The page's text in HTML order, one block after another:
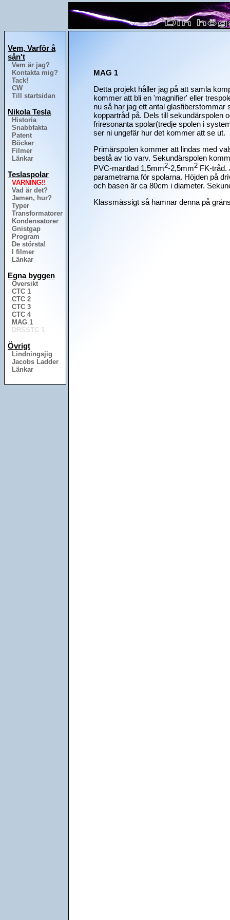
Vem, Varför å
sån't
Vem är jag?
Kontakta mig?
Tack!
CW
Till startsidan
Nikola Tesla
Historia
Snabbfakta
Patent
Böcker
Filmer
Länkar
Teslaspolar
VARNING!!
Vad är det?
Jamen, hur?
Typer
Transformatorer
Kondensatorer
Gnistgap
Program
De största!
I filmer
Länkar
Egna byggen
Översikt
CTC 1
CTC 2
CTC 3
CTC 4
MAG 1
DRSSTC 1
Övrigt
Lindningsjig
Jacobs Ladder
Länkar
MAG 1
Detta projekt håller jag på att samla
kommer att bli en 'magnifier' eller
nu så har jag ett antal
koppartråd på. Dels till sekundärspolen
friresonanta spolar(tredje spolen i
ser ni ungefär hur det kommer att se ut.
Primärspolen kommer att lindas med
bestå av tio varv. Sekundärspolen
PVC-mantlad 1,5mm2-2,5mm2 FK-tråd.
parametrarna för spolarna. Höjden på
och basen är ca 80cm i diameter.
Klassmässigt så hamnar denna på